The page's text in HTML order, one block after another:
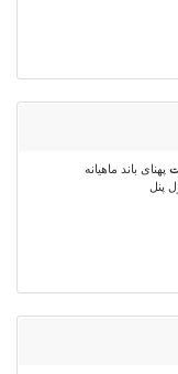
پهنای باند ماهیانه
پنل